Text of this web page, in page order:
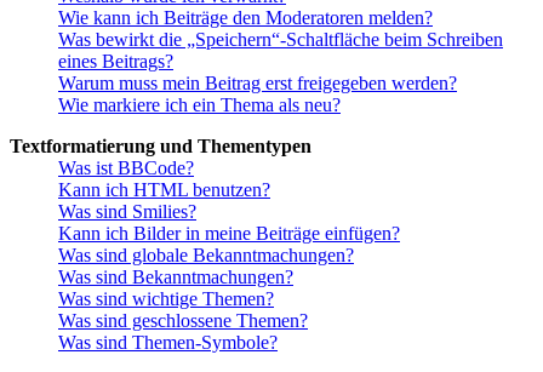
Wie kann ich Beiträge den Moderatoren melden?
Was bewirkt die „Speichern“-Schaltfläche beim Schreiben
eines Beitrags?
Warum muss mein Beitrag erst freigegeben werden?
Wie markiere ich ein Thema als neu?
Textformatierung und Thementypen
Was ist BBCode?
Kann ich HTML benutzen?
Was sind Smilies?
Kann ich Bilder in meine Beiträge einfügen?
Was sind globale Bekanntmachungen?
Was sind Bekanntmachungen?
Was sind wichtige Themen?
Was sind geschlossene Themen?
Was sind Themen-Symbole?